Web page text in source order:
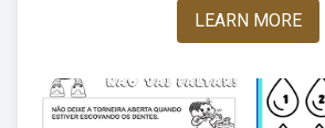
LEARN MORE